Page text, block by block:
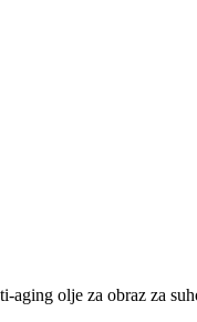
aging olje za obraz za